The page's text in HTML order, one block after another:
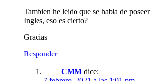
Tambien he leido que se habla de
Ingles, eso es cierto?
Gracias
Responder
CMM dice: